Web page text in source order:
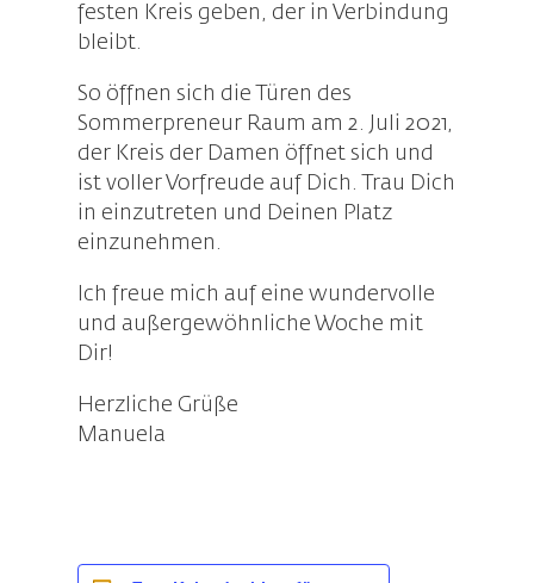
festen Kreis geben, der in Verbindung
bleibt.
So öffnen sich die Türen des
Sommerpreneur Raum am 2. Juli 2021,
der Kreis der Damen öffnet sich und
ist voller Vorfreude auf Dich. Trau Dich
in einzutreten und Deinen Platz
einzunehmen.
Ich freue mich auf eine wundervolle
und außergewöhnliche Woche mit
Dir!
Herzliche Grüße
Manuela